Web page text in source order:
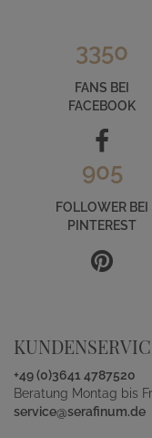
3350
FANS BEI
FACEBOOK
905
FOLLOWER BEI
PINTEREST
+49 (0)3641 4787520
Beratung Montag bis
service@serafinum.de